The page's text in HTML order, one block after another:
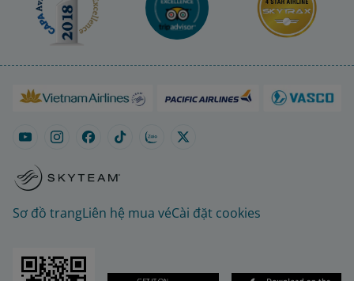
Sơ đồ trangLiên hệ mua véCài đặt cookies